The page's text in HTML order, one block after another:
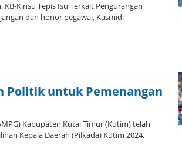
KB-Kinsu Tepis Isu Terkait Pengurangan
dan honor pegawai, Kasmidi
Politik untuk Pemenangan
Kabupaten Kutai Timur (Kutim) telah
Kepala Daerah (Pilkada) Kutim 2024.